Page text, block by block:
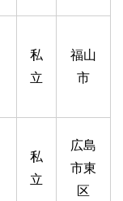
私
立
福山
市
私
立
広島
市東
区